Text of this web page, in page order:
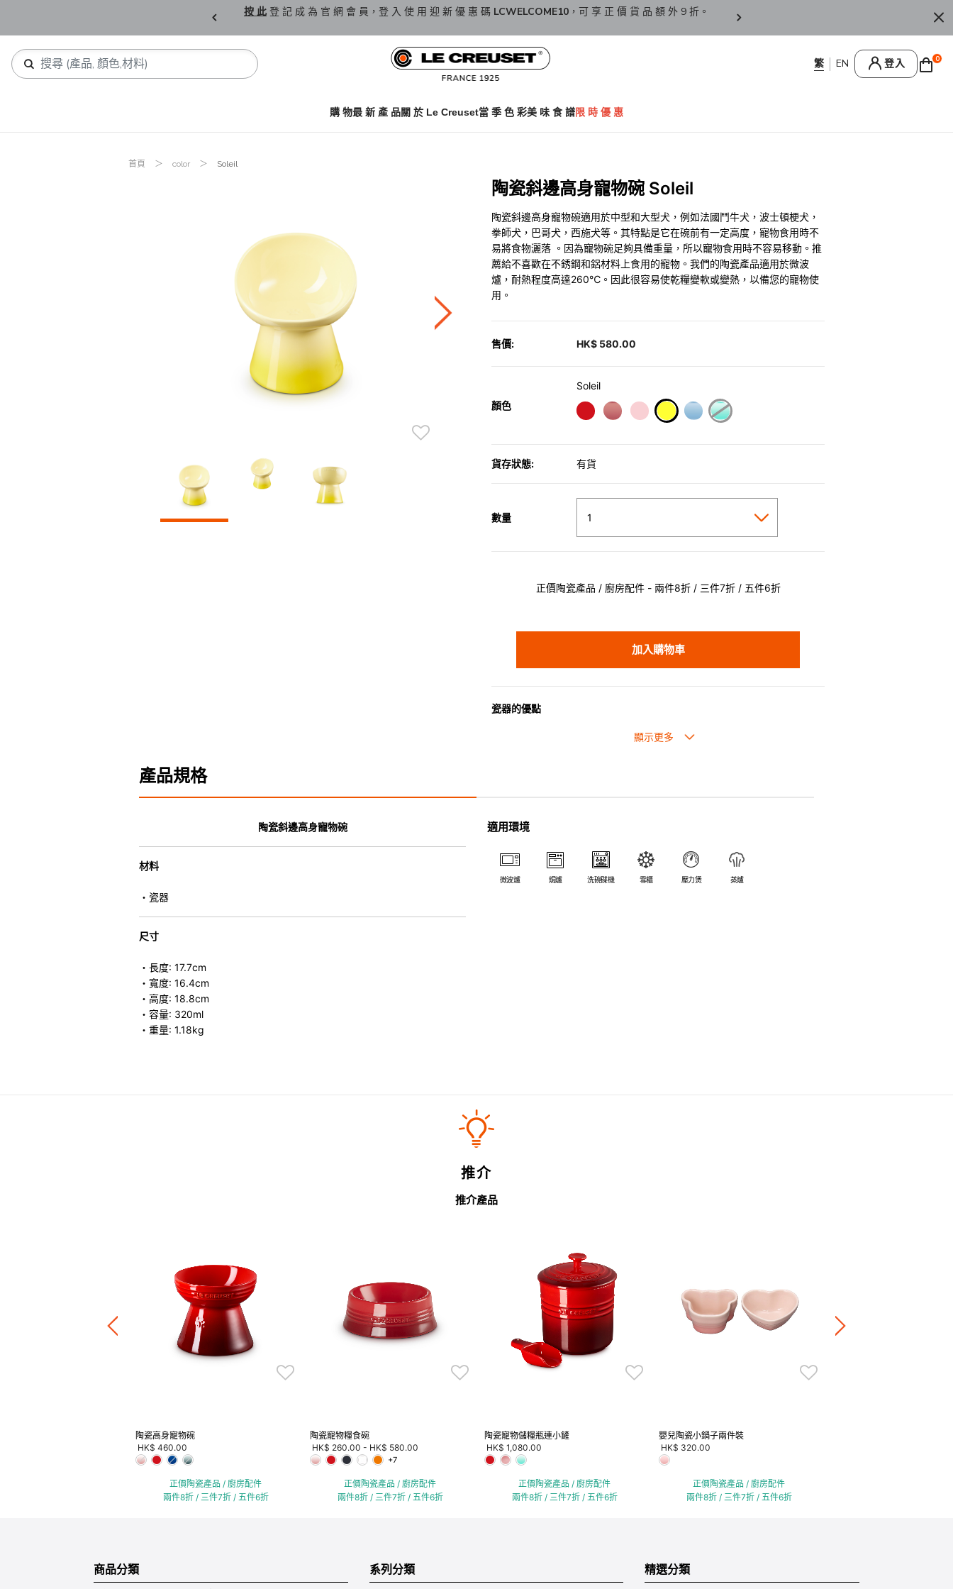
按 此 登 記 成 為 官 網 會 員，登 入 使 用 迎 新 優 惠 碼 LCWELCOME10 ，可 享 正 價 貨 品 額 外 9 折。 香 港 / 澳 門 訂 單 滿
登入 0
購 物最 新 產 品關 於 Le Creuset當 季 色 彩美 味 食 譜限 時 優 惠
首頁 color Soleil
陶瓷斜邊高身寵物碗 Soleil
陶瓷斜邊高身寵物碗適用於中型和大型犬，例如法國鬥牛犬，波士頓梗犬，
拳師犬，巴哥犬，西施犬等。其特點是它在碗前有一定高度，寵物食用時不
易將食物灑落 。因為寵物碗足夠具備重量，所以寵物食用時不容易移動。推
薦給不喜歡在不銹鋼和鋁材料上食用的寵物。我們的陶瓷產品適用於微波
爐，耐熱程度高達260℃。因此很容易使乾糧變軟或變熱，以備您的寵物使
用。
售價: HK$ 580.00
顏色
Soleil
貨存狀態: 有貨
數量
正價陶瓷產品 / 廚房配件 - 兩件8折 / 三件7折 / 五件6折
加入購物車
瓷器的優點
• 耐熱性極佳，適用於微波爐，也可放入焗爐，耐熱程度高達260℃。
• 即使經常使用亦不會容易吸取食物氣味。
*不可直接用於熱源上
產品規格
陶瓷斜邊高身寵物碗
材料
・瓷器
尺寸
・長度: 17.7cm
・寬度: 16.4cm
・高度: 18.8cm
・容量: 320ml
・重量: 1.18kg
適用環境
微波爐 焗爐 洗碗碟機 雪櫃 壓力煲 蒸爐
推介
推介產品
陶瓷高身寵物碗
HK$ 460.00
正價陶瓷產品 / 廚房配件
兩件8折 / 三件7折 / 五件6折
陶瓷寵物糧食碗
HK$ 260.00 - HK$ 580.00
+7
正價陶瓷產品 / 廚房配件
兩件8折 / 三件7折 / 五件6折
陶瓷寵物儲糧瓶連小鏟
HK$ 1,080.00
正價陶瓷產品 / 廚房配件
兩件8折 / 三件7折 / 五件6折
嬰兒陶瓷小鍋子兩件裝
HK$ 320.00
正價陶瓷產品 / 廚房配件
兩件8折 / 三件7折 / 五件6折
商品分類 系列分類 精選分類